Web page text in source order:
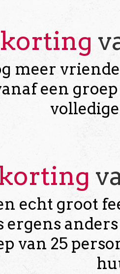
meer
een
echt groot
ergens
van 25